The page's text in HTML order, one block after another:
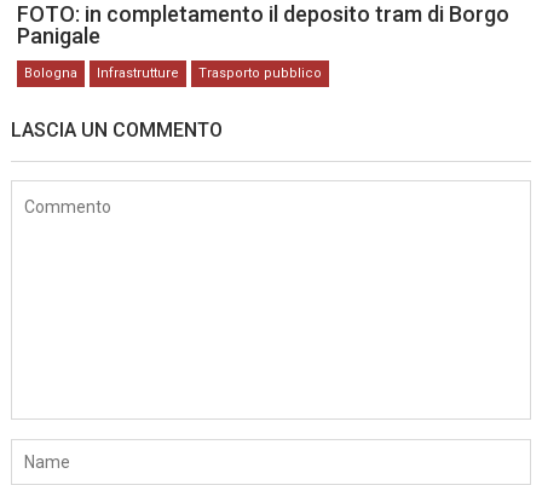
FOTO: in completamento il deposito tram di Borgo
Panigale
Bologna Infrastrutture Trasporto pubblico
LASCIA UN COMMENTO